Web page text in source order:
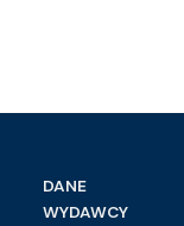
DANE
WYDAWCY